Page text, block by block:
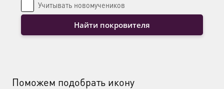
Учитывать новомучеников
Найти покровителя
Поможем подобрать икону